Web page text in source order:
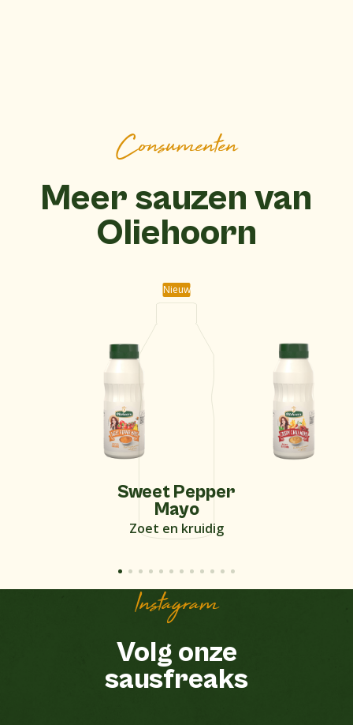
Consumenten
Meer sauzen van
Oliehoorn
Nieuw
Sweet Pepper
Mayo
Zoet en kruidig
Instagram
Volg onze
sausfreaks